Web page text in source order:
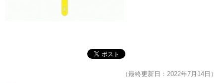
（最終更新日：2022年7月14日）